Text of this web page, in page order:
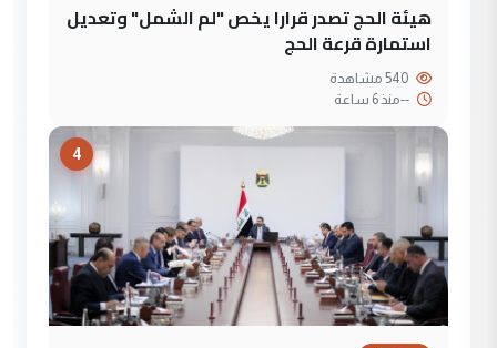
هيئة الحج تصدر قرارا يخص "لم الشمل" وتعديل
استمارة قرعة الحج
--منذ 6 ساعة
4